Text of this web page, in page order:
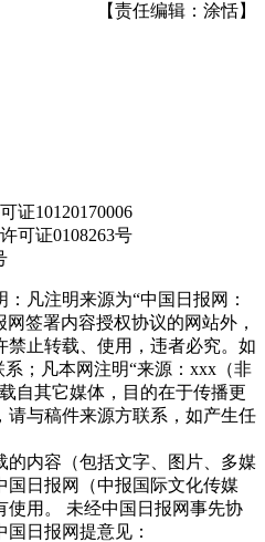
【责任编辑：涂恬】
证10120170006
可证0108263号
凡注明来源为“中国日报网：
签署内容授权协议的网站外，
止转载、使用，违者必究。如
系；凡本网注明“来源：xxx（非
自其它媒体，目的在于传播更
请与稿件来源方联系，如产生任
的内容（包括文字、图片、多媒
国日报网（中报国际文化传媒
使用。 未经中国日报网事先协
日报网提意见：